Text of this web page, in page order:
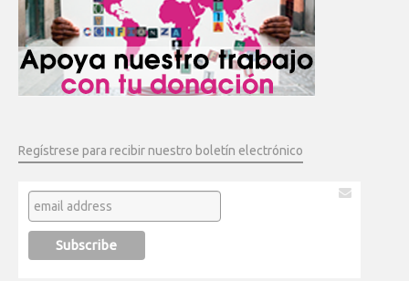
Regístrese para recibir nuestro boletín electrónico